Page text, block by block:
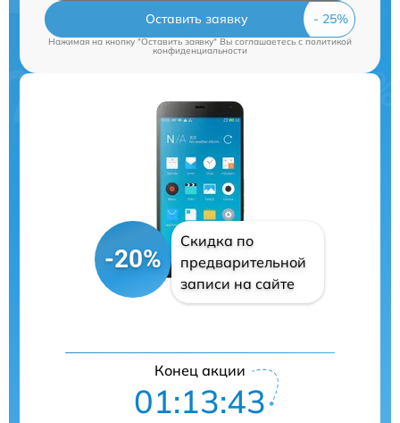
Оставить заявку
Нажимая на кнопку "Оставить заявку" Вы соглашаетесь cполитикой
конфиденциальности
-20%
Скидка по
предварительной
записи на сайте
Конец акции
01:13:42